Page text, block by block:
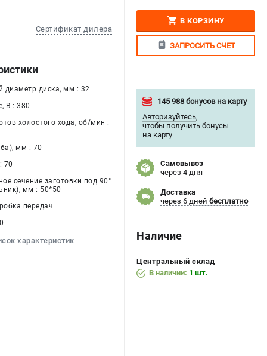
Сертификат дилера
В КОРЗИНУ
ЗАПРОСИТЬ СЧЕТ
145 988 бонусов на карту
Авторизуйтесь,
чтобы получить бонусы
на карту
Самовывоз
через 4 дня
Доставка
через 6 дней бесплатно
Наличие
Центральный склад
В наличии: 1 шт.
диаметр диска, мм : 32
В : 380
холостого хода, об/мин :
мм : 70
70
сечение заготовки под 90°
мм : 50*50
передач
характеристик